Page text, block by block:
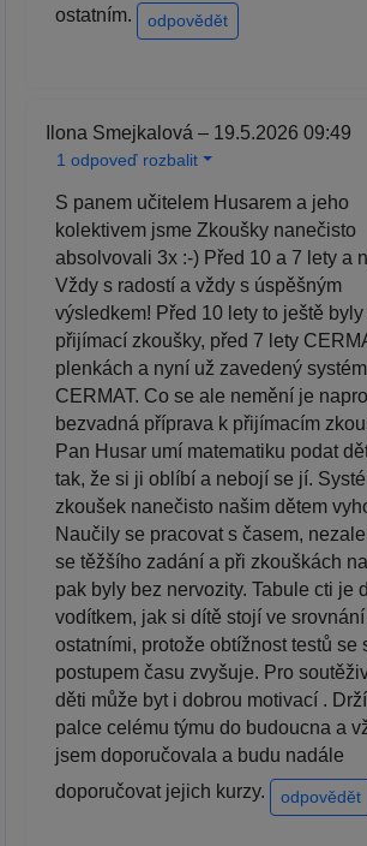
ostatním.
odpovědět
Ilona Smejkalová – 19.5.2026 09:49
1 odpoveď rozbalit
S panem učitelem Husarem a jeho
kolektivem jsme Zkoušky nanečisto
absolvovali 3x :-) Před 10 a 7 lety a
Vždy s radostí a vždy s úspěšným
výsledkem! Před 10 lety to ještě
přijímací zkoušky, před 7 lety
plenkách a nyní už zavedený systém
CERMAT. Co se ale nemění je
bezvadná příprava k přijímacím
Pan Husar umí matematiku podat
tak, že si ji oblíbí a nebojí se jí.
zkoušek nanečisto našim dětem
Naučily se pracovat s časem,
se těžšího zadání a při zkouškách
pak byly bez nervozity. Tabule cti je
vodítkem, jak si dítě stojí ve
ostatními, protože obtížnost testů se
postupem času zvyšuje. Pro
děti může byt i dobrou motivací .
palce celému týmu do budoucna a
jsem doporučovala a budu nadále
doporučovat jejich kurzy.
odpovědět